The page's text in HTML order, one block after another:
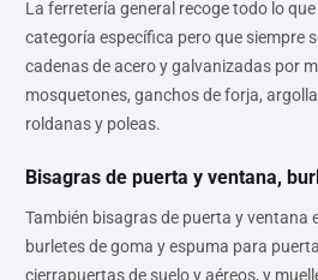
La ferretería general recoge todo lo
categoría específica pero que siempre
cadenas de acero y galvanizadas por
mosquetones, ganchos de forja,
roldanas y poleas.
Bisagras de puerta y ventana,
También bisagras de puerta y ventana
burletes de goma y espuma para
cierrapuertas de suelo y aéreos, y